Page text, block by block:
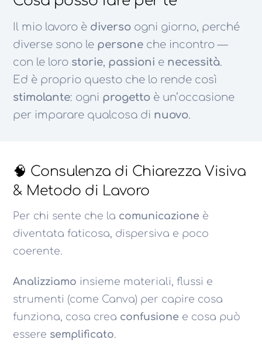
Il mio lavoro è diverso ogni giorno, perché
diverse sono le persone che incontro —
con le loro storie, passioni e necessità.
Ed è proprio questo che lo rende così
stimolante: ogni progetto è un’occasione
per imparare qualcosa di nuovo.
🧠 Consulenza di Chiarezza Visiva
& Metodo di Lavoro
Per chi sente che la comunicazione è
diventata faticosa, dispersiva e poco
coerente.
Analizziamo insieme materiali, flussi e
strumenti (come Canva) per capire cosa
funziona, cosa crea confusione e cosa può
essere semplificato.